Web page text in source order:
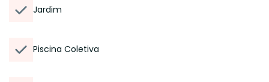
Jardim
Piscina Coletiva